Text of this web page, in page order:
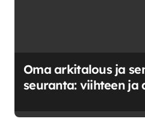
Oma arkitalous ja
seuranta: viihteen ja